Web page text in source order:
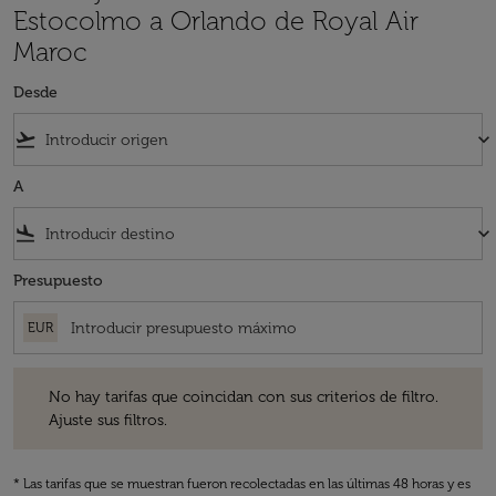
Estocolmo a Orlando de Royal Air
Maroc
Desde
flight_takeoff keyboard_arrow_down
A
flight_land keyboard_arrow_down
Presupuesto
EUR
No hay tarifas que coincidan con sus criterios de filtro.
Ajuste sus filtros.
* Las tarifas que se muestran fueron recolectadas en las últimas 48 horas y es